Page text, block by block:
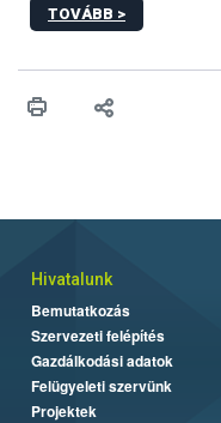
egészen a
érésű szőlőkben is
felhasználók számára is
TOVÁBB >
Hivatalunk
Bemutatkozás
Szervezeti felépítés
Gazdálkodási adatok
Felügyeleti szervünk
Projektek